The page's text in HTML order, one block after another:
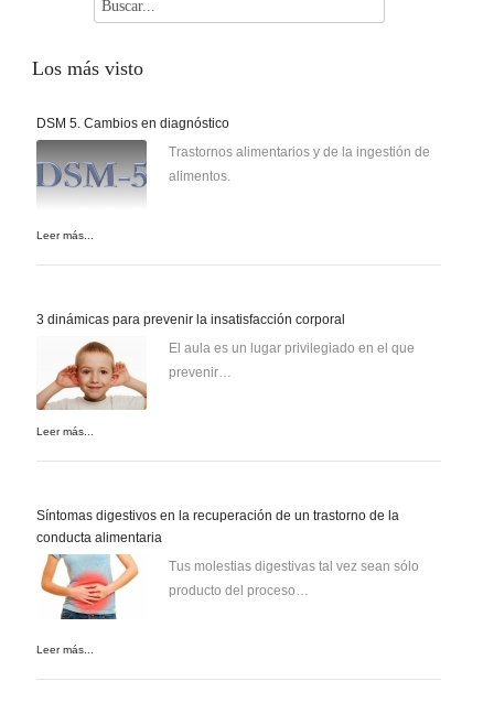
Los más visto
DSM 5. Cambios en diagnóstico
Trastornos alimentarios y de la ingestión de
alimentos.
Leer más...
3 dinámicas para prevenir la insatisfacción corporal
El aula es un lugar privilegiado en el que
prevenir…
Leer más...
Síntomas digestivos en la recuperación de un trastorno de la
conducta alimentaria
Tus molestias digestivas tal vez sean sólo
producto del proceso…
Leer más...